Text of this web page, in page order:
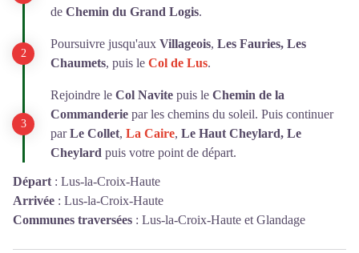
de Chemin du Grand Logis.
Poursuivre jusqu'aux Villageois, Les Fauries, Les
Chaumets, puis le Col de Lus.
Rejoindre le Col Navite puis le Chemin de la
Commanderie par les chemins du soleil. Puis continuer
parLe Collet, La Caire, Le Haut Cheylard, Le
Cheylard puis votre point de départ.
Départ : Lus-la-Croix-Haute
Arrivée : Lus-la-Croix-Haute
Communes traversées : Lus-la-Croix-Haute et Glandage